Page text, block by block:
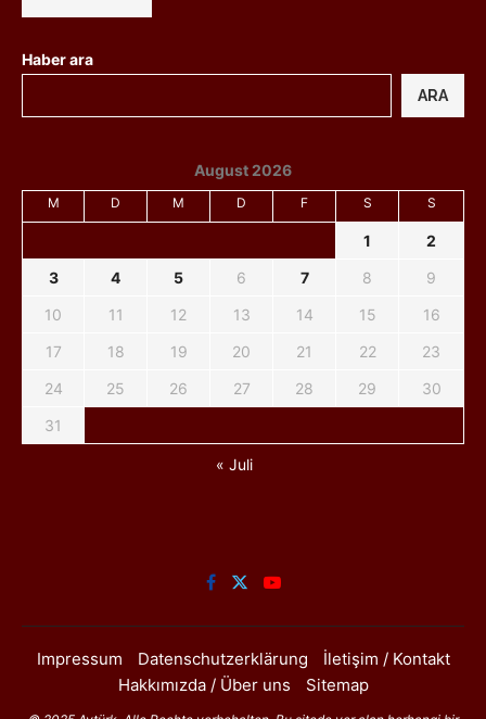
Haber ara
ARA
August 2026
M D M D F S S
1
2
3
4 5 6 7 8
9
10
11 12 13 14 15
16
17
18 19 20 21 22
23
24
25 26 27 28 29
30
31
« Juli
Impressum Datenschutzerklärung
İletişim / Kontakt
Hakkımızda / Über uns
Sitemap